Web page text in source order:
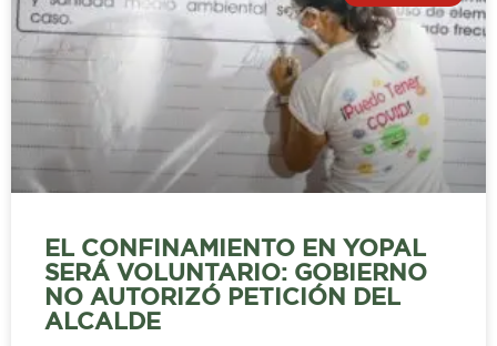
EL CONFINAMIENTO EN YOPAL
SERÁ VOLUNTARIO: GOBIERNO
NO AUTORIZÓ PETICIÓN DEL
ALCALDE